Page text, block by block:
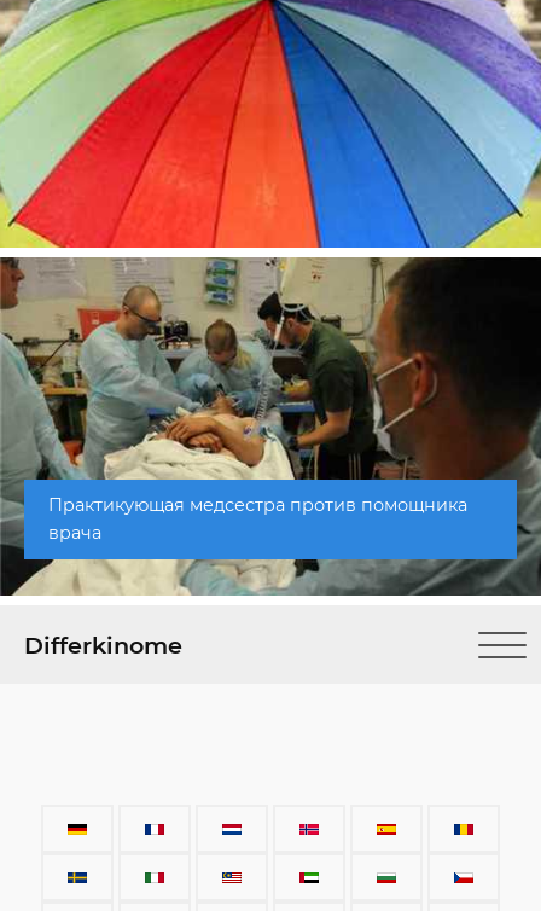
Практикующая медсестра против помощника
врача
Differkinome